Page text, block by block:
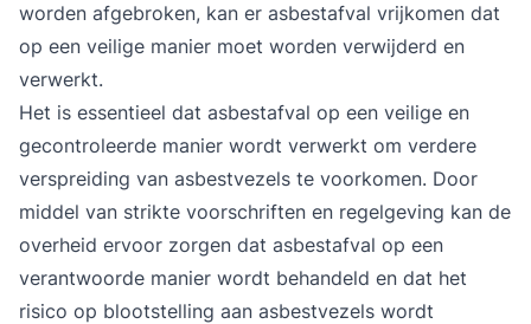
worden afgebroken, kan er asbestafval vrijkomen dat
op een veilige manier moet worden verwijderd en
verwerkt.
Het is essentieel dat asbestafval op een veilige en
gecontroleerde manier wordt verwerkt om verdere
verspreiding van asbestvezels te voorkomen. Door
middel van strikte voorschriften en regelgeving kan de
overheid ervoor zorgen dat asbestafval op een
verantwoorde manier wordt behandeld en dat het
risico op blootstelling aan asbestvezels wordt